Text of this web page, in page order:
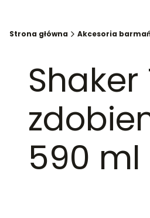
Strona główna Akcesoria
Shaker
590 ml